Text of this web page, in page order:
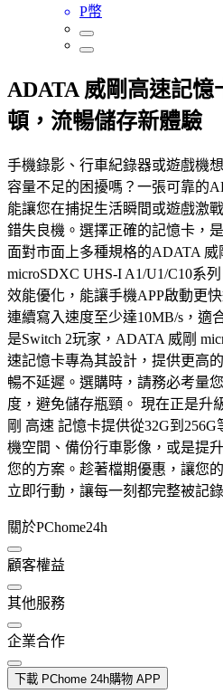
P幣
ADATA 威剛高速記憶
頓，流暢儲存新體驗
手機錄影、行車紀錄器或遊戲機
容量不足的困擾嗎？一張可靠的
能讓您在捕捉生活瞬間或遊戲激
錯失良機。選擇正確的記憶卡，
面對市面上多種規格的ADATA 威
microSDXC UHS-I A1/U1/C10系
效能優化，能讓手機APP啟動更
連續寫入速度至少達10MB/s，適
是Switch 2玩家，ADATA 威剛
速記憶卡專為其設計，提供更高
暢不延遲。選購時，請務必考量
度，避免儲存瓶頸。 現在正是升
剛 高速 記憶卡提供從32G到
機空間、備份行車影像，或是提
您的方案。趁著檔期優惠，讓您
立即行動，讓每一刻都完整被記錄
關於PChome24h
顧客權益
其他服務
企業合作
下載 PChome 24h購物 APP